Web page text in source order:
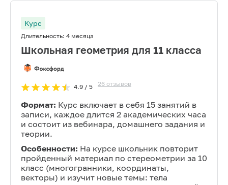
Курс
Длительность: 4 месяца
Школьная геометрия для 11 класса
4.9/ 5 26 отзывов
Формат: Курс включает в себя 15 занятий в
записи, каждое длится 2 академических часа
и состоит из вебинара, домашнего задания и
теории.
Особенности: На курсе школьник повторит
пройденный материал по стереометрии за 10
класс (многогранники, координаты,
векторы) и изучит новые темы: тела